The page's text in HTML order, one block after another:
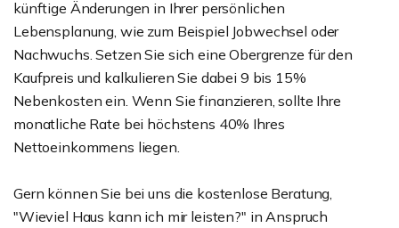
künftige Änderungen in Ihrer persönlichen
Lebensplanung, wie zum Beispiel Jobwechsel oder
Nachwuchs. Setzen Sie sich eine Obergrenze für den
Kaufpreis und kalkulieren Sie dabei 9 bis 15%
Nebenkosten ein. Wenn Sie finanzieren, sollte Ihre
monatliche Rate bei höchstens 40% Ihres
Nettoeinkommens liegen.
Gern können Sie bei uns die kostenlose Beratung,
"Wieviel Haus kann ich mir leisten?" in Anspruch